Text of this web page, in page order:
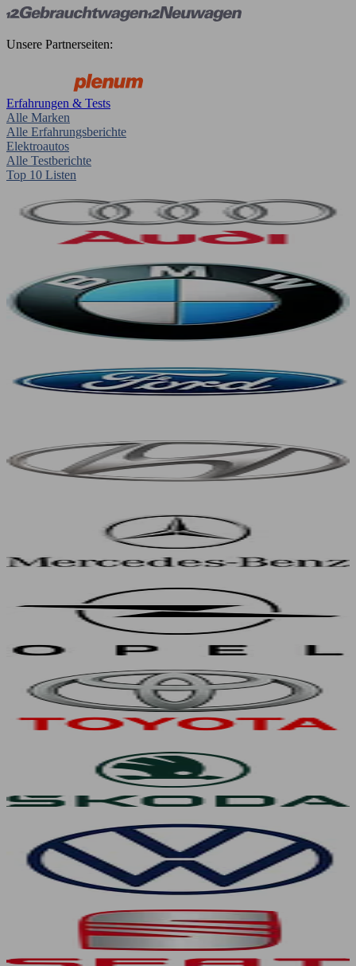
Unsere Partnerseiten:
Erfahrungen & Tests
Alle Marken
Alle Erfahrungsberichte
Elektroautos
Alle Testberichte
Top 10 Listen